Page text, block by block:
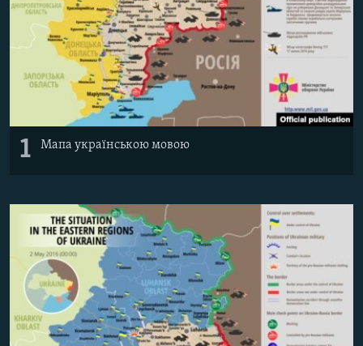
УКР
КТАТ
ДОЛУЧАЙСЯ!
1 Мапа українською мовою